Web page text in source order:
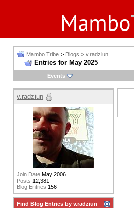
Mambo Tribe > Blogs > v.radziun
Entries for May 2025
Events
v.radziun
Join Date May 2006
Posts 12,381
Blog Entries 156
Find Blog Entries by v.radziun